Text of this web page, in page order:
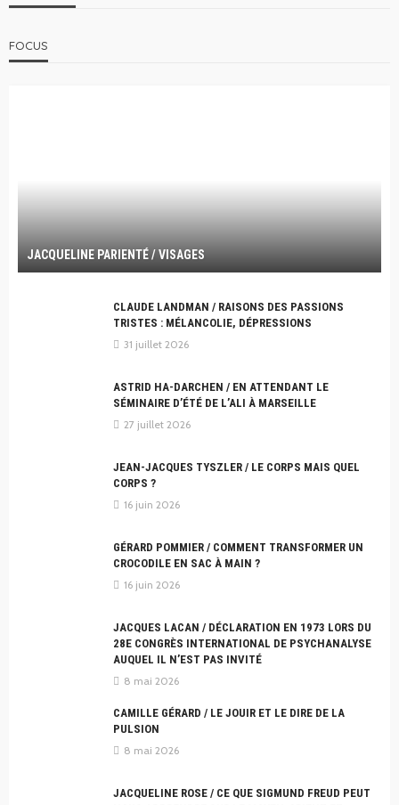
FOCUS
JACQUELINE PARIENTÉ / VISAGES
CLAUDE LANDMAN / RAISONS DES PASSIONS
TRISTES : MÉLANCOLIE, DÉPRESSIONS
31 juillet 2026
ASTRID HA-DARCHEN / EN ATTENDANT LE
SÉMINAIRE D’ÉTÉ DE L’ALI À MARSEILLE
27 juillet 2026
JEAN-JACQUES TYSZLER / LE CORPS MAIS QUEL
CORPS ?
16 juin 2026
GÉRARD POMMIER / COMMENT TRANSFORMER UN
CROCODILE EN SAC À MAIN ?
16 juin 2026
JACQUES LACAN / DÉCLARATION EN 1973 LORS DU
28E CONGRÈS INTERNATIONAL DE PSYCHANALYSE
AUQUEL IL N’EST PAS INVITÉ
8 mai 2026
CAMILLE GÉRARD / LE JOUIR ET LE DIRE DE LA
PULSION
8 mai 2026
JACQUELINE ROSE / CE QUE SIGMUND FREUD PEUT